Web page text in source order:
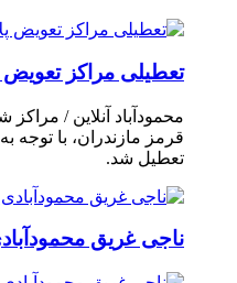
تعطیلی مراکز تعویض
محمودآباد آنلاین /
قرمز مازندران، با توجه
تعطیل شد.
ناجی غریق